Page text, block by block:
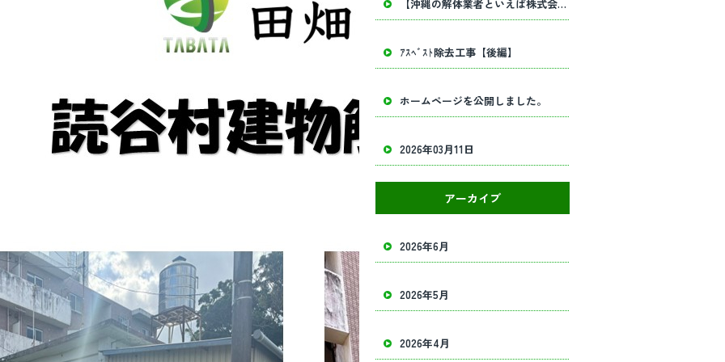
【沖縄の解体業者といえば株式会社田畑工業】内部解体工事・建物解体工事の事ならお任せください！
ｱｽﾍﾞｽﾄ除去工事【後編】
ホームページを公開しました。
2026年03月11日
アーカイブ
2026年6月
2026年5月
2026年4月